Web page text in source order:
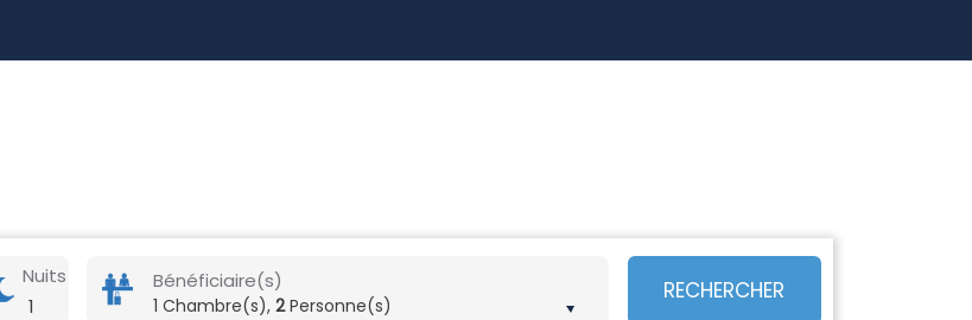
Nuits
1
Bénéficiaire(s)
1 Chambre(s), 2Personne(s)
RECHERCHER